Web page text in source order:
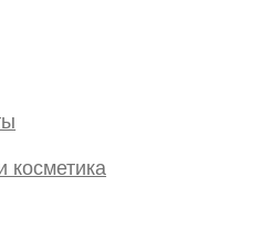
косметика